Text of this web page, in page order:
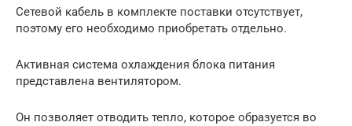
Сетевой кабель в комплекте поставки отсутствует,
поэтому его необходимо приобретать отдельно.
Активная система охлаждения блока питания
представлена вентилятором.
Он позволяет отводить тепло, которое образуется во